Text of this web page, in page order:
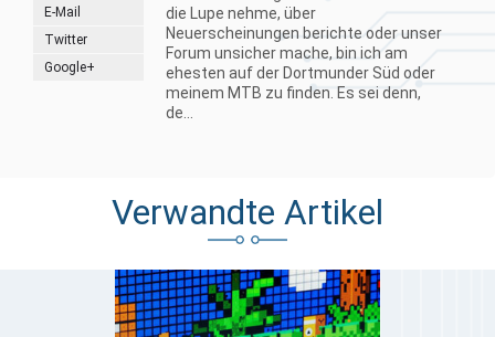
E-Mail
Twitter
Google+
die Lupe nehme, über
Neuerscheinungen berichte oder unser
Forum unsicher mache, bin ich am
ehesten auf der Dortmunder Süd oder
meinem MTB zu finden. Es sei denn,
de...
Verwandte Artikel